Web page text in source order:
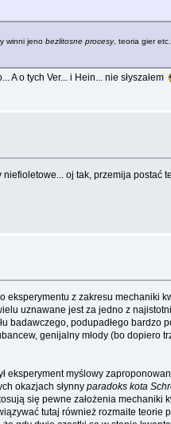
winni jeno bezlitosne procesy, teoria gier
A o tych Ver... i Hein... nie słyszałem
oj tak, przemija postać
eksperymentu z zakresu mechaniki
uznawane jest za jedno z
badawczego, podupadłego bardzo
genijalny młody (bo
eksperyment myślowy
okazjach słynny paradoks kota
się pewne założenia
tutaj również rozmaite